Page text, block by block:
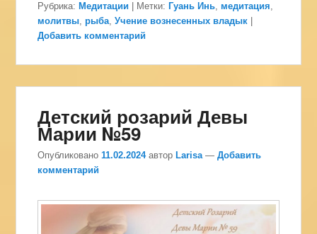
Рубрика: Медитации Метки: Гуань Инь, медитация,
молитвы,рыба,Учение вознесенных владык
Добавить комментарий
Детский розарий Девы
Марии №59
Опубликовано11.02.2024 автор Larisa —Добавить
комментарий